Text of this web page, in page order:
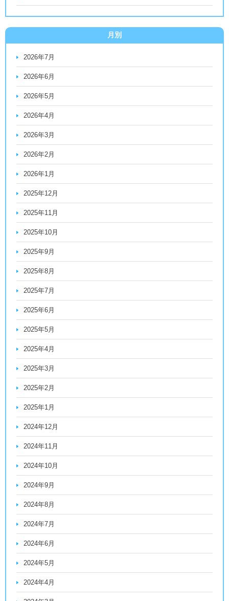
月別
2026年7月
2026年6月
2026年5月
2026年4月
2026年3月
2026年2月
2026年1月
2025年12月
2025年11月
2025年10月
2025年9月
2025年8月
2025年7月
2025年6月
2025年5月
2025年4月
2025年3月
2025年2月
2025年1月
2024年12月
2024年11月
2024年10月
2024年9月
2024年8月
2024年7月
2024年6月
2024年5月
2024年4月